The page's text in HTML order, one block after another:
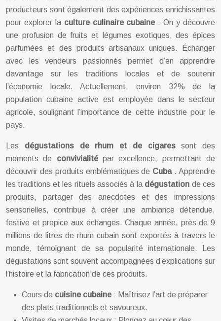
producteurs sont également des expériences enrichissantes
pour explorer la culture culinaire cubaine . On y découvre
une profusion de fruits et légumes exotiques, des épices
parfumées et des produits artisanaux uniques. Échanger
avec les vendeurs passionnés permet d’en apprendre
davantage sur les traditions locales et de soutenir
l’économie locale. Actuellement, environ 32% de la
population cubaine active est employée dans le secteur
agricole, soulignant l’importance de cette industrie pour le
pays.
Les dégustations de rhum et de cigaressont des
moments de convivialitépar excellence, permettant de
découvrir des produits emblématiques de Cuba . Apprendre
les traditions et les rituels associés à la dégustation de ces
produits, partager des anecdotes et des impressions
sensorielles, contribue à créer une ambiance détendue,
festive et propice aux échanges. Chaque année, près de 9
millions de litres de rhum cubain sont exportés à travers le
monde, témoignant de sa popularité internationale. Les
dégustations sont souvent accompagnées d’explications sur
l’histoire et la fabrication de ces produits.
Cours de cuisine cubaine : Maîtrisez l’art de préparer
des plats traditionnels et savoureux.